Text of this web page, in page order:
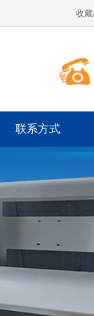
收
联系方式